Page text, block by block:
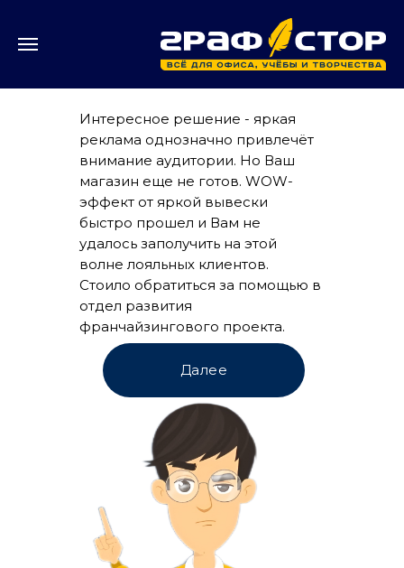
Интересное решение - яркая
реклама однозначно привлечёт
внимание аудитории. Но Ваш
магазин еще не готов. WOW-
эффект от яркой вывески
быстро прошел и Вам не
удалось заполучить на этой
волне лояльных клиентов.
Стоило обратиться за помощью в
отдел развития
франчайзингового проекта.
Далее